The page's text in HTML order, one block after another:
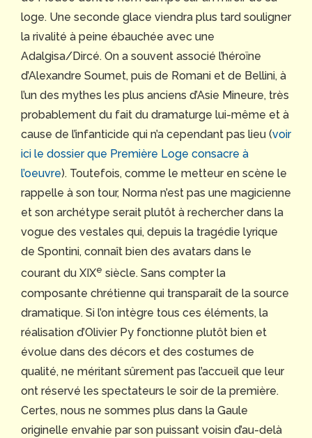
loge. Une seconde glace viendra plus tard souligner
la rivalité à peine ébauchée avec une
Adalgisa/Dircé. On a souvent associé l’héroïne
d’Alexandre Soumet, puis de Romani et de Bellini, à
l’un des mythes les plus anciens d’Asie Mineure, très
probablement du fait du dramaturge lui-même et à
cause de l’infanticide qui n’a cependant pas lieu (voir
ici le dossier que Première Loge consacre à
l’oeuvre). Toutefois, comme le metteur en scène le
rappelle à son tour, Norma n’est pas une magicienne
et son archétype serait plutôt à rechercher dans la
vogue des vestales qui, depuis la tragédie lyrique
de Spontini, connaît bien des avatars dans le
courant du XIXe siècle. Sans compter la
composante chrétienne qui transparaît de la source
dramatique. Si l’on intègre tous ces éléments, la
réalisation d’Olivier Py fonctionne plutôt bien et
évolue dans des décors et des costumes de
qualité, ne méritant sûrement pas l’accueil que leur
ont réservé les spectateurs le soir de la première.
Certes, nous ne sommes plus dans la Gaule
originelle envahie par son puissant voisin d’au-delà